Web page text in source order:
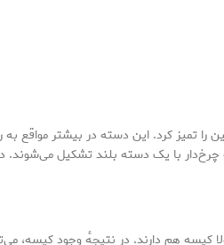
تمیز کرد. این دسته در بیشتر مواقع به
چرخ‌دار با یک دسته بلند تشکیل
هم دارند. در نتیجهٔ وجود کیسه،